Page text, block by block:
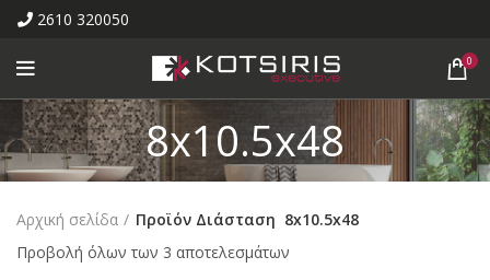
2610 320050
0
8x10.5x48
Αρχική σελίδα Προϊόν Διάσταση 8x10.5x48
Προβολή όλων των 3 αποτελεσμάτων